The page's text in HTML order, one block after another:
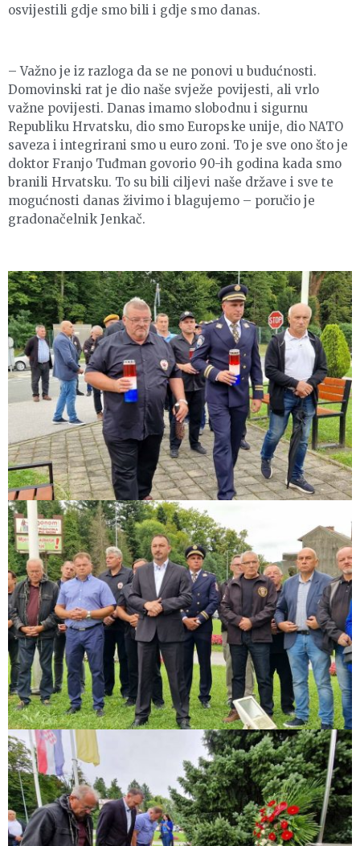
osvijestili gdje smo bili i gdje smo danas.
– Važno je iz razloga da se ne ponovi u budućnosti.
Domovinski rat je dio naše svježe povijesti, ali vrlo
važne povijesti. Danas imamo slobodnu i sigurnu
Republiku Hrvatsku, dio smo Europske unije, dio NATO
saveza i integrirani smo u euro zoni. To je sve ono što je
doktor Franjo Tuđman govorio 90-ih godina kada smo
branili Hrvatsku. To su bili ciljevi naše države i sve te
mogućnosti danas živimo i blagujemo – poručio je
gradonačelnik Jenkač.